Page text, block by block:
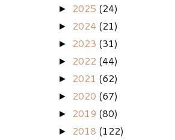
► 2025 (24)
► 2024 (21)
► 2023 (31)
► 2022 (44)
► 2021 (62)
► 2020 (67)
► 2019 (80)
► 2018 (122)